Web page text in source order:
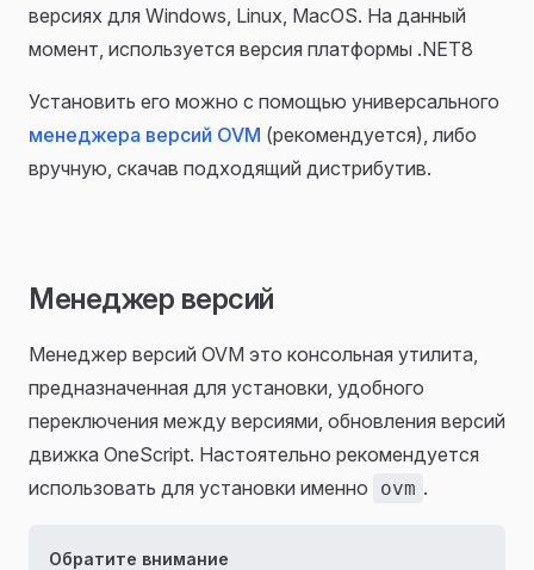
версиях для Windows, Linux, MacOS. На данный
момент, используется версия платформы .NET8
Установить его можно с помощью универсального
менеджера версий OVM (рекомендуется), либо
вручную, скачав подходящий дистрибутив.
Менеджер версий
Менеджер версий OVM это консольная утилита,
предназначенная для установки, удобного
переключения между версиями, обновления версий
движка OneScript. Настоятельно рекомендуется
использовать для установки именно
ovm .
Обратите внимание